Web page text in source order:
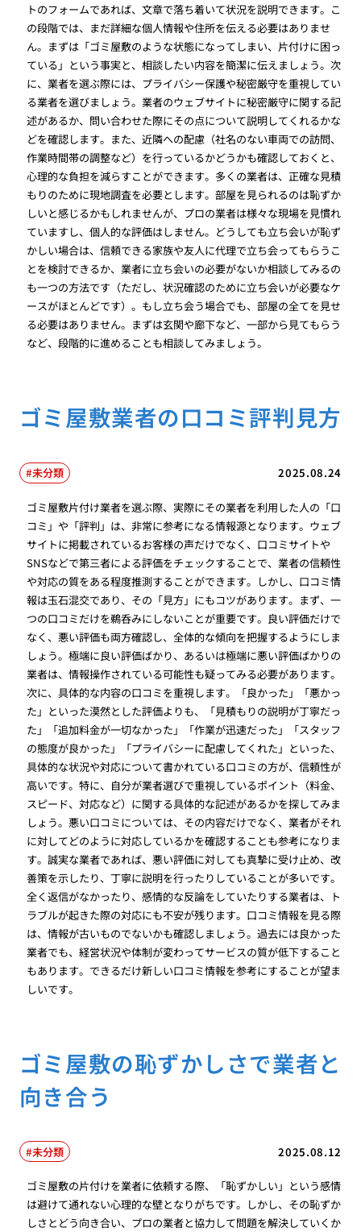
トのフォームであれば、文章で落ち着いて状況を説明できます。こ
の段階では、まだ詳細な個人情報や住所を伝える必要はありませ
ん。まずは「ゴミ屋敷のような状態になってしまい、片付けに困っ
ている」という事実と、相談したい内容を簡潔に伝えましょう。次
に、業者を選ぶ際には、プライバシー保護や秘密厳守を重視してい
る業者を選びましょう。業者のウェブサイトに秘密厳守に関する記
述があるか、問い合わせた際にその点について説明してくれるかな
どを確認します。また、近隣への配慮（社名のない車両での訪問、
作業時間帯の調整など）を行っているかどうかも確認しておくと、
心理的な負担を減らすことができます。多くの業者は、正確な見積
もりのために現地調査を必要とします。部屋を見られるのは恥ずか
しいと感じるかもしれませんが、プロの業者は様々な現場を見慣れ
ていますし、個人的な評価はしません。どうしても立ち会いが恥ず
かしい場合は、信頼できる家族や友人に代理で立ち会ってもらうこ
とを検討できるか、業者に立ち会いの必要がないか相談してみるの
も一つの方法です（ただし、状況確認のために立ち会いが必要なケ
ースがほとんどです）。もし立ち会う場合でも、部屋の全てを見せ
る必要はありません。まずは玄関や廊下など、一部から見てもらう
など、段階的に進めることも相談してみましょう。
ゴミ屋敷業者の口コミ評判見方
2025.08.24
未分類
ゴミ屋敷片付け業者を選ぶ際、実際にその業者を利用した人の「口
コミ」や「評判」は、非常に参考になる情報源となります。ウェブ
サイトに掲載されているお客様の声だけでなく、口コミサイトや
SNSなどで第三者による評価をチェックすることで、業者の信頼性
や対応の質をある程度推測することができます。しかし、口コミ情
報は玉石混交であり、その「見方」にもコツがあります。まず、一
つの口コミだけを鵜呑みにしないことが重要です。良い評価だけで
なく、悪い評価も両方確認し、全体的な傾向を把握するようにしま
しょう。極端に良い評価ばかり、あるいは極端に悪い評価ばかりの
業者は、情報操作されている可能性も疑ってみる必要があります。
次に、具体的な内容の口コミを重視します。「良かった」「悪かっ
た」といった漠然とした評価よりも、「見積もりの説明が丁寧だっ
た」「追加料金が一切なかった」「作業が迅速だった」「スタッフ
の態度が良かった」「プライバシーに配慮してくれた」といった、
具体的な状況や対応について書かれている口コミの方が、信頼性が
高いです。特に、自分が業者選びで重視しているポイント（料金、
スピード、対応など）に関する具体的な記述があるかを探してみま
しょう。悪い口コミについては、その内容だけでなく、業者がそれ
に対してどのように対応しているかを確認することも参考になりま
す。誠実な業者であれば、悪い評価に対しても真摯に受け止め、改
善策を示したり、丁寧に説明を行ったりしていることが多いです。
全く返信がなかったり、感情的な反論をしていたりする業者は、ト
ラブルが起きた際の対応にも不安が残ります。口コミ情報を見る際
は、情報が古いものでないかも確認しましょう。過去には良かった
業者でも、経営状況や体制が変わってサービスの質が低下すること
もあります。できるだけ新しい口コミ情報を参考にすることが望ま
しいです。
ゴミ屋敷の恥ずかしさで業者と
向き合う
2025.08.12
未分類
ゴミ屋敷の片付けを業者に依頼する際、「恥ずかしい」という感情
は避けて通れない心理的な壁となりがちです。しかし、その恥ずか
しさとどう向き合い、プロの業者と協力して問題を解決していくか